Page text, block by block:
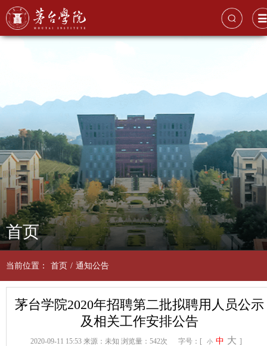
首页
当前位置： 首页 / 通知公告
茅台学院2020年招聘第二批拟聘用人员公示
及相关工作安排公告
2020-09-11 15:53 来源：未知 浏览量：542次 字号：[ 小 中 大 ]